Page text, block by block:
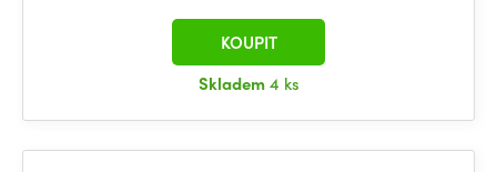
Skladem4 ks
KOUPIT